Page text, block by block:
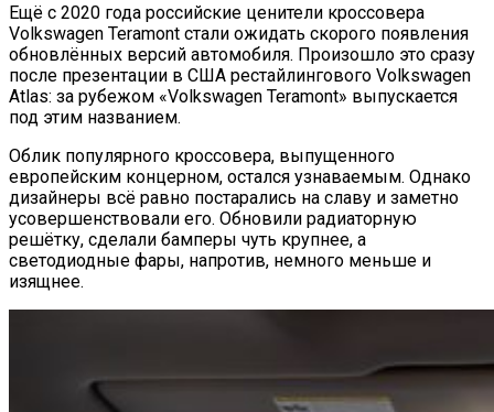
Ещё с 2020 года российские ценители кроссовера
Volkswagen Teramont стали ожидать скорого появления
обновлённых версий автомобиля. Произошло это сразу
после презентации в США рестайлингового Volkswagen
Atlas: за рубежом «Volkswagen Teramont» выпускается
под этим названием.
Облик популярного кроссовера, выпущенного
европейским концерном, остался узнаваемым. Однако
дизайнеры всё равно постарались на славу и заметно
усовершенствовали его. Обновили радиаторную
решётку, сделали бамперы чуть крупнее, а
светодиодные фары, напротив, немного меньше и
изящнее.